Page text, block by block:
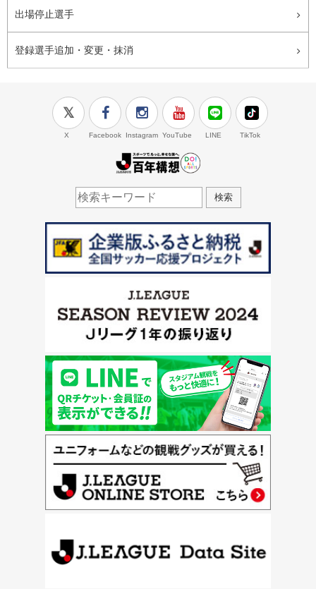
出場停止選手
登録選手追加・変更・抹消
X Facebook Instagram YouTube LINE TikTok
検索